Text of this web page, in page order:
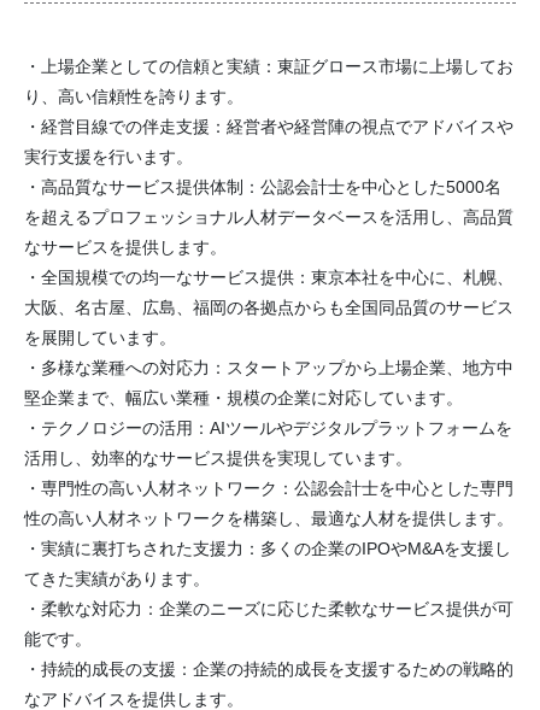
・上場企業としての信頼と実績：東証グロース市場に上場してお
り、高い信頼性を誇ります。
・経営目線での伴走支援：経営者や経営陣の視点でアドバイスや
実行支援を行います。
・高品質なサービス提供体制：公認会計士を中心とした5000名
を超えるプロフェッショナル人材データベースを活用し、高品質
なサービスを提供します。
・全国規模での均一なサービス提供：東京本社を中心に、札幌、
大阪、名古屋、広島、福岡の各拠点からも全国同品質のサービス
を展開しています。
・多様な業種への対応力：スタートアップから上場企業、地方中
堅企業まで、幅広い業種・規模の企業に対応しています。
・テクノロジーの活用：AIツールやデジタルプラットフォームを
活用し、効率的なサービス提供を実現しています。
・専門性の高い人材ネットワーク：公認会計士を中心とした専門
性の高い人材ネットワークを構築し、最適な人材を提供します。
・実績に裏打ちされた支援力：多くの企業のIPOやM&Aを支援し
てきた実績があります。
・柔軟な対応力：企業のニーズに応じた柔軟なサービス提供が可
能です。
・持続的成長の支援：企業の持続的成長を支援するための戦略的
なアドバイスを提供します。